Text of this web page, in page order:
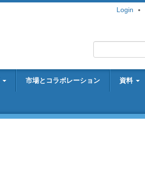
Login
市場とコラボレーション 資料